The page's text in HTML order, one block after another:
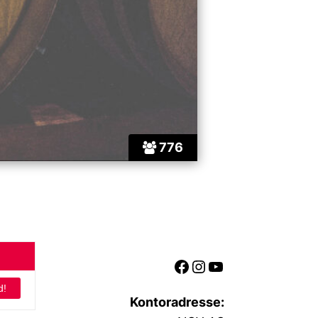
776
Facebook InstagramYouTube
Kontoradresse: